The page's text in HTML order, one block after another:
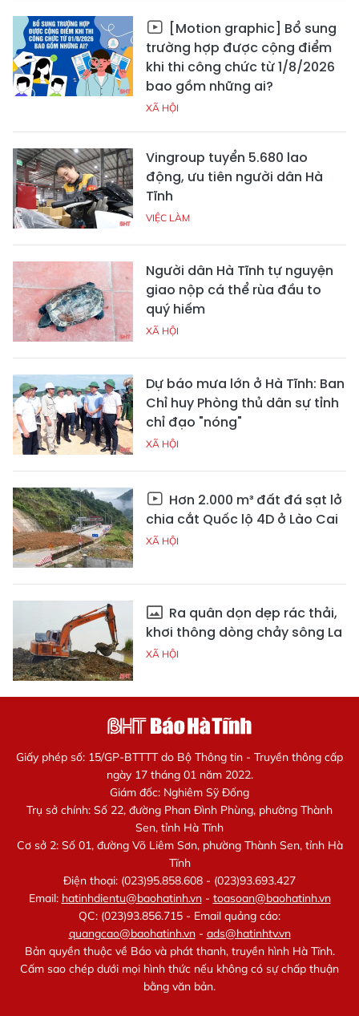
[Motion graphic] Bổ sung
trường hợp được cộng điểm
khi thi công chức từ 1/8/2026
bao gồm những ai?
XÃ HỘI
Vingroup tuyển 5.680 lao
động, ưu tiên người dân Hà
Tĩnh
VIỆC LÀM
Người dân Hà Tĩnh tự nguyện
giao nộp cá thể rùa đầu to
quý hiếm
XÃ HỘI
Dự báo mưa lớn ở Hà Tĩnh: Ban
Chỉ huy Phòng thủ dân sự tỉnh
chỉ đạo "nóng"
XÃ HỘI
Hơn 2.000 m³ đất đá sạt lở
chia cắt Quốc lộ 4D ở Lào Cai
XÃ HỘI
Ra quân dọn dẹp rác thải,
khơi thông dòng chảy sông La
XÃ HỘI
Giấy phép số: 15/GP-BTTTT do Bộ Thông tin - Truyền thông cấp
ngày 17 tháng 01 năm 2022.
Giám đốc: Nghiêm Sỹ Đống
Trụ sở chính: Số 22, đường Phan Đình Phùng, phường Thành
Sen, tỉnh Hà Tĩnh
Cơ sở 2: Số 01, đường Võ Liêm Sơn, phường Thành Sen, tỉnh Hà
Tĩnh
Điện thoại: (023)95.858.608 - (023)93.693.427
Email: hatinhdientu@baohatinh.vn- toasoan@baohatinh.vn
QC: (023)93.856.715 - Email quảng cáo:
quangcao@baohatinh.vn- ads@hatinhtv.vn
Bản quyền thuộc về Báo và phát thanh, truyền hình Hà Tĩnh.
Cấm sao chép dưới mọi hình thức nếu không có sự chấp thuận
bằng văn bản.